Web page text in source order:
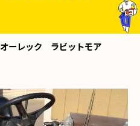
オーレック ラビットモア